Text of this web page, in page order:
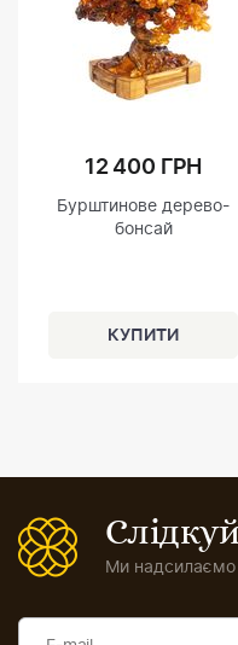
12 400 ГРН
Бурштинове дерево-
бонсай
Ми надсилаємо